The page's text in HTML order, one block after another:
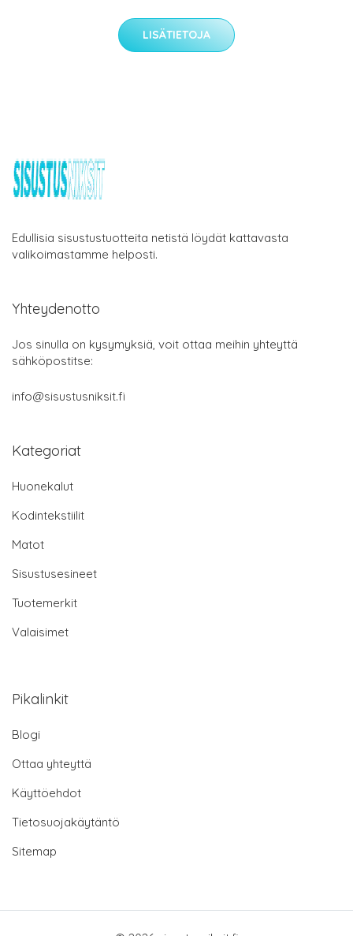
LISÄTIETOJA
Edullisia sisustustuotteita netistä löydät kattavasta
valikoimastamme helposti.
Yhteydenotto
Jos sinulla on kysymyksiä, voit ottaa meihin yhteyttä
sähköpostitse:
info@sisustusniksit.fi
Kategoriat
Huonekalut
Kodintekstiilit
Matot
Sisustusesineet
Tuotemerkit
Valaisimet
Pikalinkit
Blogi
Ottaa yhteyttä
Käyttöehdot
Tietosuojakäytäntö
Sitemap